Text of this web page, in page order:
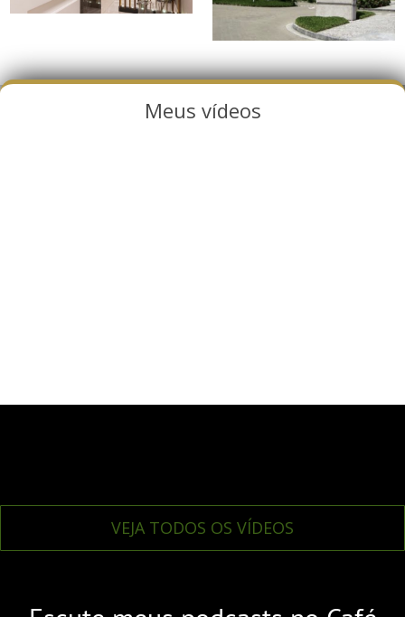
Meus vídeos
VEJA TODOS OS VÍDEOS